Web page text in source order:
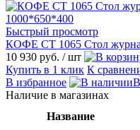
Быстрый просмотр
КОФЕ СТ 1065 Стол
10 930 руб. / шт
Купить в 1 клик К
В избранное
Наличие в магазинах
Название